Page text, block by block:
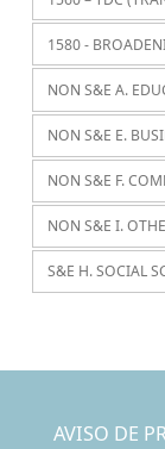
1580 -
NON S&E A.
NON S&E E.
NON S&E F.
NON S&E I.
S&E H. SOCIAL
AVISO DE